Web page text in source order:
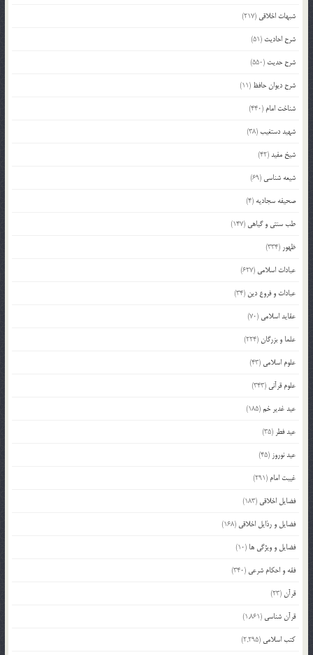
شبهات اخلاقی (217)
شرح احادیث (51)
شرح حدیث (550)
شرح دیوان حافظ (11)
شناخت امام (440)
شهید دستغیب(38)
شیخ مفید(42)
شیعه شناسی (69)
صحیفه سجادیه (4)
طب سنتی و گیاهی (147)
ظهور (334)
عبادات اسلامی (627)
عبادات و فروع دین (34)
عقاید اسلامی (70)
علما و بزرگان(224)
علوم اسلامی (43)
علوم قرآنی (343)
عید غدیر خم(185)
عید فطر (35)
عید نوروز (45)
غیبت امام (291)
فضایل اخلاقی (183)
فضایل و رذایل اخلاقی (168)
فضایل و ویژگی ها (10)
فقه و احکام شرعی (340)
قرآن(23)
قرآن شناسی (1,861)
کتب اسلامی (2,295)